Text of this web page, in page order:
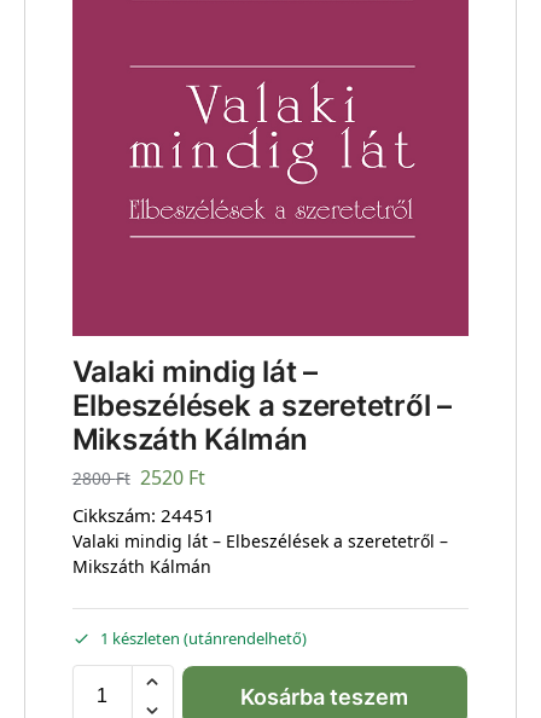
Valaki mindig lát –
Elbeszélések a szeretetről –
Mikszáth Kálmán
2800Ft 2520 Ft
Cikkszám: 24451
Valaki mindig lát – Elbeszélések a szeretetről –
Mikszáth Kálmán
1 készleten (utánrendelhető)
Kosárba teszem